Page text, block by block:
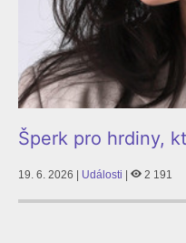
Šperk pro hrdiny,
19. 6. 2026 | Události 2 191